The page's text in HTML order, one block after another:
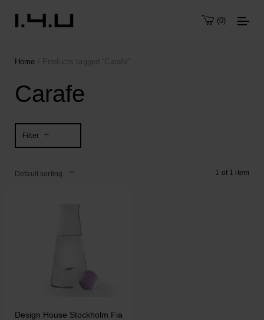
0
Home / Products tagged “Carafe”
Carafe
Filter
1 of 1 item
Default sorting
Design House Stockholm Fia